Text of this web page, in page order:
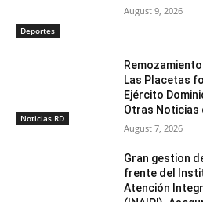
Deportes
August 9, 2026
Noticias RD
Las Placetas
Ejército
Otras Noticias
August 7, 2026
Gran gestion
frente del
Atención